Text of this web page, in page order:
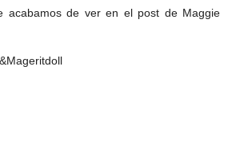
acabamos de ver en el post de Maggie